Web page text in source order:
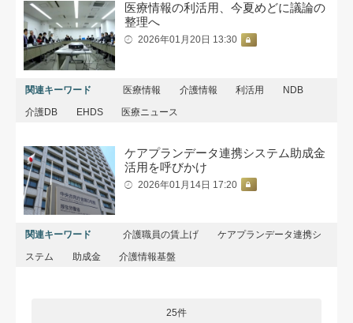
医療情報の利活用、今夏めどに議論の
整理へ
2026年01月20日 13:30
関連キーワード 医療情報 介護情報 利活用
NDB
介護DB
EHDS 医療ニュース
ケアプランデータ連携システム助成金
活用を呼びかけ
2026年01月14日 17:20
関連キーワード 介護職員の賃上げ
ケアプランデータ連携シ
ステム
助成金 介護情報基盤
25件